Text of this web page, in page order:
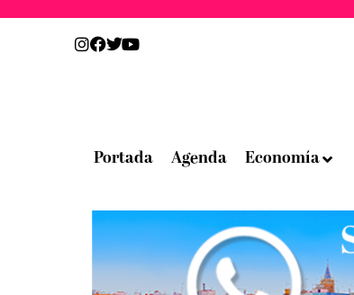
Portada Agenda Economía